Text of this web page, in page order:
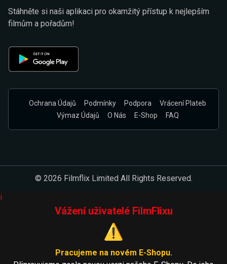
Stáhněte si naši aplikaci pro okamžitý přístup k nejlepším
filmům a pořadům!
Ochrana Údajů Podmínky Podpora
Vrácení Plateb
Výmaz Údajů
O Nás E-Shop FAQ
© 2026 Filmflix Limited All Rights Reserved.
i
Vážení uživatelé FilmFlixu
⚠️
Pracujeme na novém E-Shopu.